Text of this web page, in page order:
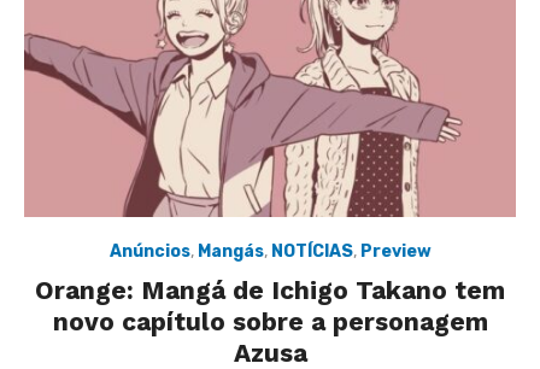
Anúncios, Mangás, NOTÍCIAS, Preview
Orange: Mangá de Ichigo Takano tem
novo capítulo sobre a personagem
Azusa